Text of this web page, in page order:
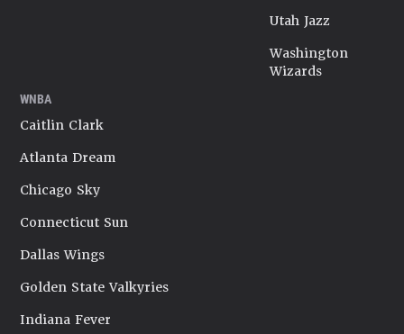
Utah Jazz
Washington
Wizards
WNBA
Caitlin Clark
Atlanta Dream
Chicago Sky
Connecticut Sun
Dallas Wings
Golden State Valkyries
Indiana Fever